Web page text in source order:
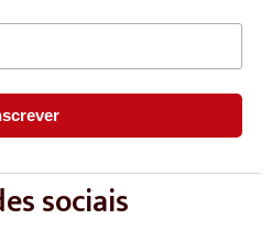
sociais